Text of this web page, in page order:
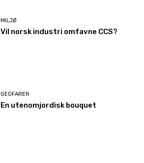
MILJØ
Vil norsk industri omfavne CCS?
GEOFARER
En utenomjordisk bouquet